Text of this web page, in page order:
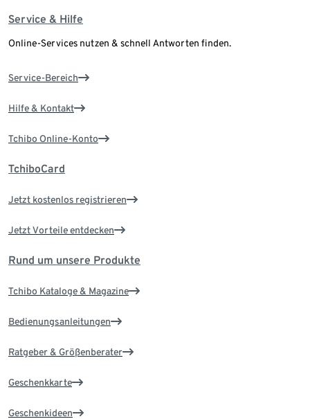
Service & Hilfe
Online-Services nutzen & schnell Antworten finden.
Service-Bereich
Hilfe & Kontakt
Tchibo Online-Konto
TchiboCard
Jetzt kostenlos registrieren
Jetzt Vorteile entdecken
Rund um unsere Produkte
Tchibo Kataloge & Magazine
Bedienungsanleitungen
Ratgeber & Größenberater
Geschenkkarte
Geschenkideen